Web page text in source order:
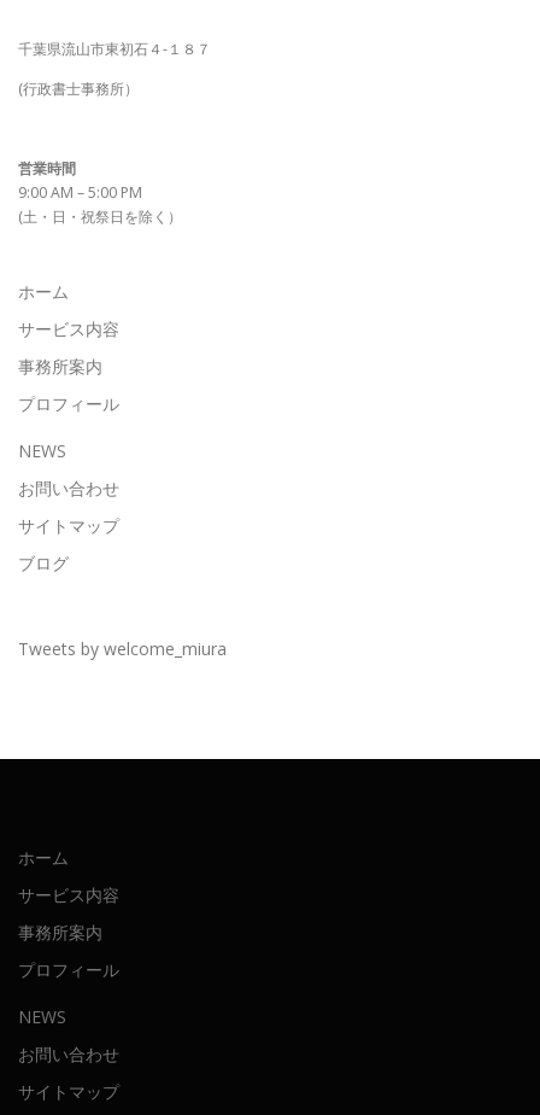
千葉県流山市東初石４-１８７
(行政書士事務所）
営業時間
9:00 AM – 5:00 PM
(土・日・祝祭日を除く）
ホーム
サービス内容
事務所案内
プロフィール
NEWS
お問い合わせ
サイトマップ
ブログ
Tweets by welcome_miura
ホーム
サービス内容
事務所案内
プロフィール
NEWS
お問い合わせ
サイトマップ